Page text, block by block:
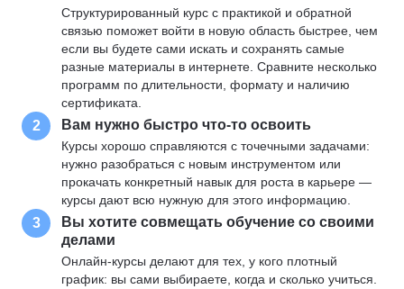
Структурированный курс с практикой и обратной
связью поможет войти в новую область быстрее, чем
если вы будете сами искать и сохранять самые
разные материалы в интернете. Сравните несколько
программ по длительности, формату и наличию
сертификата.
2 Вам нужно быстро что-то освоить
Курсы хорошо справляются с точечными задачами:
нужно разобраться с новым инструментом или
прокачать конкретный навык для роста в карьере —
курсы дают всю нужную для этого информацию.
3
Вы хотите совмещать обучение со своими
делами
Онлайн-курсы делают для тех, у кого плотный
график: вы сами выбираете, когда и сколько учиться.